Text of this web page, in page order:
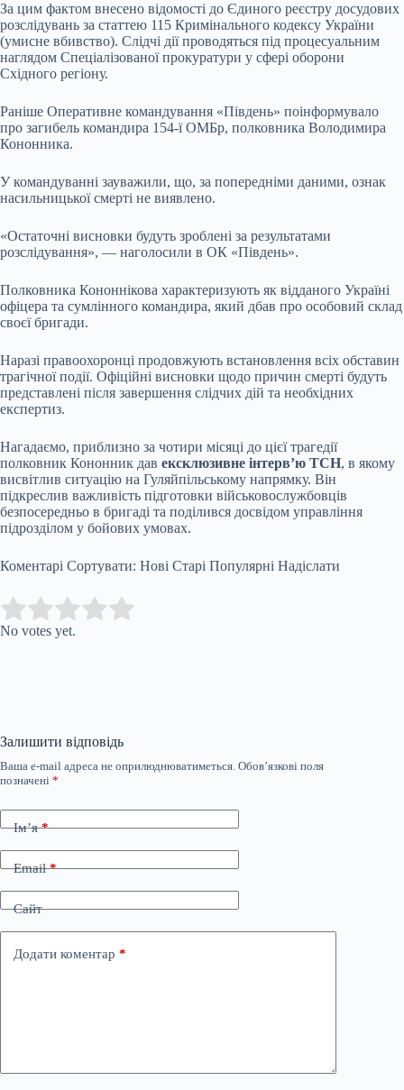
За цим фактом внесено відомості до Єдиного реєстру досудових
розслідувань за статтею 115 Кримінального кодексу України
(умисне вбивство). Слідчі дії проводяться під процесуальним
наглядом Спеціалізованої прокуратури у сфері оборони
Східного регіону.
Раніше Оперативне командування «Південь» поінформувало
про загибель командира 154-ї ОМБр, полковника Володимира
Кононника.
У командуванні зауважили, що, за попередніми даними, ознак
насильницької смерті не виявлено.
«Остаточні висновки будуть зроблені за результатами
розслідування», — наголосили в ОК «Південь».
Полковника Кононнікова характеризують як відданого Україні
офіцера та сумлінного командира, який дбав про особовий склад
своєї бригади.
Наразі правоохоронці продовжують встановлення всіх обставин
трагічної події. Офіційні висновки щодо причин смерті будуть
представлені після завершення слідчих дій та необхідних
експертиз.
Нагадаємо, приблизно за чотири місяці до цієї трагедії
полковник Кононник дав ексклюзивне інтерв’ю ТСН, в якому
висвітлив ситуацію на Гуляйпільському напрямку. Він
підкреслив важливість підготовки військовослужбовців
безпосередньо в бригаді та поділився досвідом управління
підрозділом у бойових умовах.
Коментарі Сортувати: Нові Старі Популярні Надіслати
Rate this item:
No votes yet.
Залишити відповідь
Ваша e-mail адреса не оприлюднюватиметься. Обов’язкові поля
позначені *
Ім’я*
Email*
Сайт
Додати коментар *